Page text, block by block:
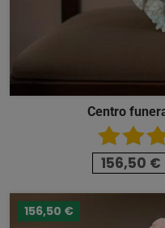
Centro
156,50 €
156,50 €